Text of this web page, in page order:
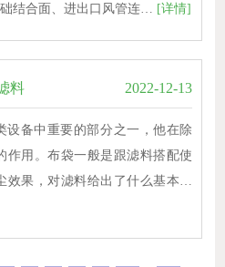
结合面、进出口风管连…
[详情]
料 2022-12-13
设备中重要的部分之一，他在除
作用。布袋一般是跟滤料搭配使
效果，对滤料给出了什么基本…